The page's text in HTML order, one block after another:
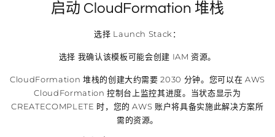
启动 CloudFormation 堆栈
选择 Launch Stack：
选择 我确认该模板可能会创建 IAM 资源。
CloudFormation 堆栈的创建大约需要 2030 分钟。您可以在 AWS
CloudFormation 控制台上监控其进度。当状态显示为
CREATECOMPLETE 时，您的 AWS 账户将具备实施此解决方案所
需的资源。